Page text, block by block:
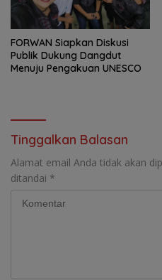
FORWAN Siapkan Diskusi
Publik Dukung Dangdut
Menuju Pengakuan UNESCO
Tinggalkan Balasan
Alamat email Anda tidak akan
ditandai *